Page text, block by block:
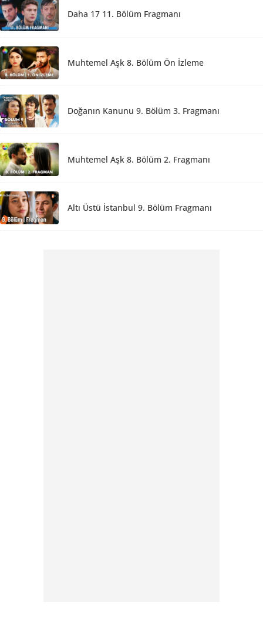
Daha 17 11. Bölüm Fragmanı
Muhtemel Aşk 8. Bölüm Ön İzleme
Doğanın Kanunu 9. Bölüm 3. Fragmanı
Muhtemel Aşk 8. Bölüm 2. Fragmanı
Altı Üstü İstanbul 9. Bölüm Fragmanı